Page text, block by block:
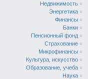
Недвижимость «
Энергетика «
Финансы «
Банки «
Пенсионный фонд «
Страхование «
Микрофинансы «
Культура, искусство «
Образование, учеба «
Наука «